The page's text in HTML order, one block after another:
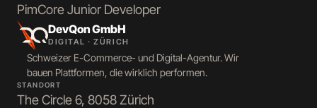
PimCoreJunior Developer
DevQon GmbH
DIGITAL · ZÜRICH
Schweizer E-Commerce- und Digital-Agentur. Wir
bauen Plattformen, die wirklich performen.
STANDORT
The Circle 6, 8058 Zürich